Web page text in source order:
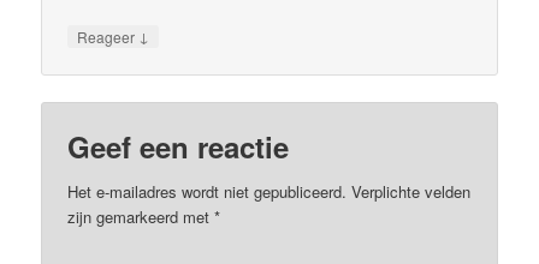
Reageer ↓
Geef een reactie
Het e-mailadres wordt niet gepubliceerd. Verplichte velden
zijn gemarkeerd met*